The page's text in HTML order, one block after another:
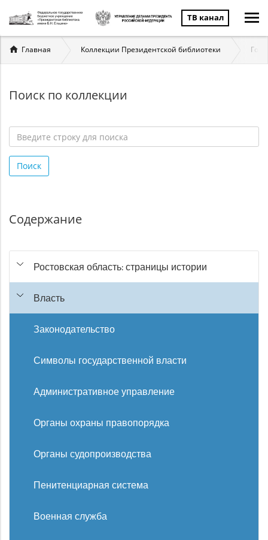
ТВ канал
Вы
здесь
Главная Коллекции Президентской библиотеки
Поиск по коллекции
строку
для
Поиск
Содержание
Ростовская область: страницы истории
Власть
Законодательство
Символы государственной власти
Административное управление
Органы охраны правопорядка
Органы судопроизводства
Пенитенциарная система
Военная служба